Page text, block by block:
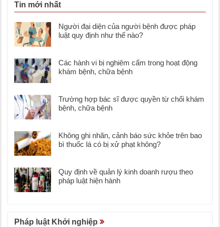
Tin mới nhất
Người đại diện của người bệnh được pháp
luật quy định như thế nào?
Các hành vi bị nghiêm cấm trong hoạt động
khám bệnh, chữa bệnh
Trường hợp bác sĩ được quyền từ chối khám
bệnh, chữa bệnh
Không ghi nhãn, cảnh báo sức khỏe trên bao
bì thuốc lá có bị xử phạt không?
Quy định về quản lý kinh doanh rượu theo
pháp luật hiện hành
Pháp luật Khởi nghiệp